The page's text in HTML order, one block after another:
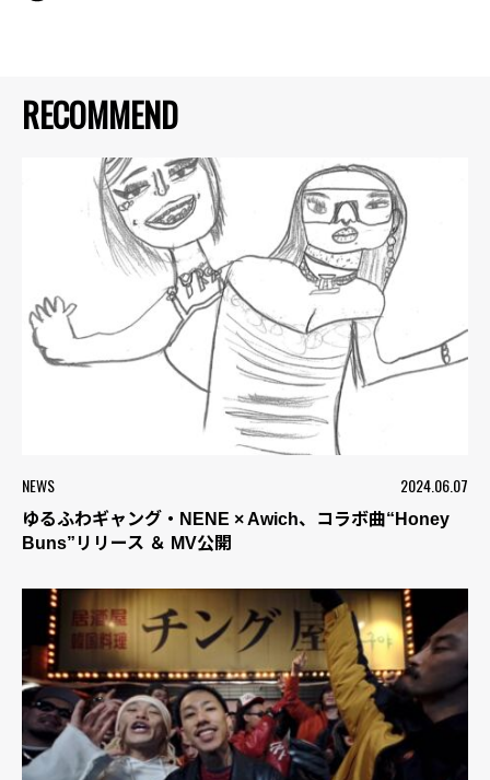
RECOMMEND
NEWS 2024.06.07
ゆるふわギャング・NENE × Awich、コラボ曲“Honey
Buns”リリース ＆ MV公開